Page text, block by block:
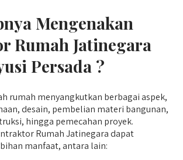
Mengenakan
Rumah Jatinegara
Persada ?
rumah menyangkutkan berbagai aspek,
desain, pembelian materi bangunan,
hingga pemecahan proyek.
Rumah Jatinegara dapat
manfaat, antara lain: